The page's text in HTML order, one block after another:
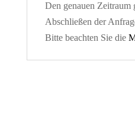
Den genauen Zeitraum
Abschließen der
Bitte beachten Sie die